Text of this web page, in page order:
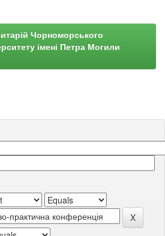
Чорноморського
імені Петра Могили